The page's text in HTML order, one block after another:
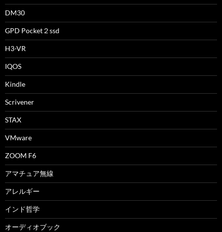
DM30
GPD Pocket２ssd
H3-VR
IQOS
Kindle
Scrivener
STAX
VMware
ZOOM F6
アマチュア無線
アレルギー
インド哲学
オーディオブック